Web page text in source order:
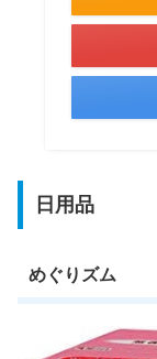
日用品
めぐりズム